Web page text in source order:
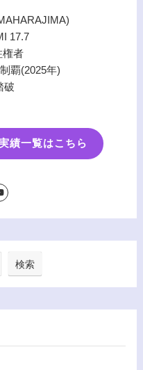
17.7
者
覇(2025年)
破
績一覧はこちら
検索